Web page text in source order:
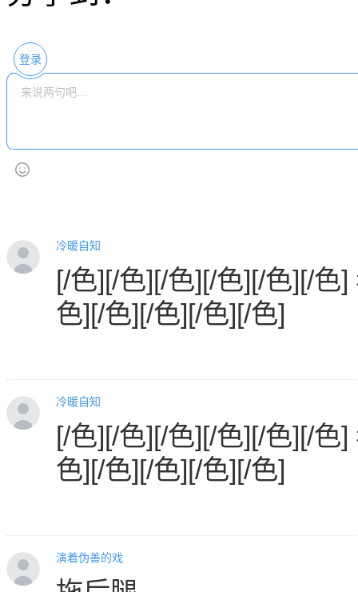
登录
冷暖自知
[/色][/色][/色][/色][/色][/色
色][/色][/色][/色][/色]
冷暖自知
[/色][/色][/色][/色][/色][/色
色][/色][/色][/色][/色]
演着伪善的戏